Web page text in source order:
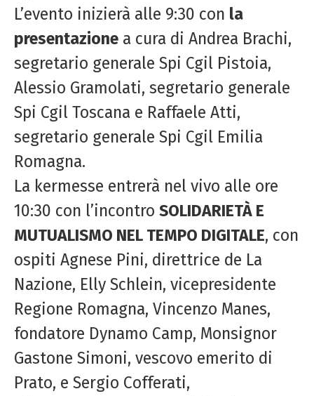
L’evento inizierà alle 9:30 con la
presentazione a cura di Andrea Brachi,
segretario generale Spi Cgil Pistoia,
Alessio Gramolati, segretario generale
Spi Cgil Toscana e Raffaele Atti,
segretario generale Spi Cgil Emilia
Romagna.
La kermesse entrerà nel vivo alle ore
10:30 con l’incontro SOLIDARIETÀ E
MUTUALISMO NEL TEMPO DIGITALE, con
ospiti Agnese Pini, direttrice de La
Nazione, Elly Schlein, vicepresidente
Regione Romagna, Vincenzo Manes,
fondatore Dynamo Camp, Monsignor
Gastone Simoni, vescovo emerito di
Prato, e Sergio Cofferati,